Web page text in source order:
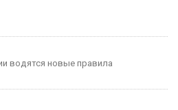
водятся новые правила